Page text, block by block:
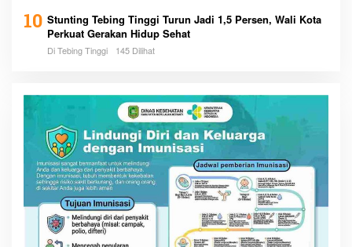
10 Stunting Tebing Tinggi Turun Jadi 1,5 Persen, Wali Kota
Perkuat Gerakan Hidup Sehat
Di Tebing Tinggi 145 Dilihat